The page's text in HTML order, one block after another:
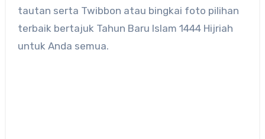
tautan serta Twibbon atau bingkai foto pilihan
terbaik bertajuk Tahun Baru Islam 1444 Hijriah
untuk Anda semua.